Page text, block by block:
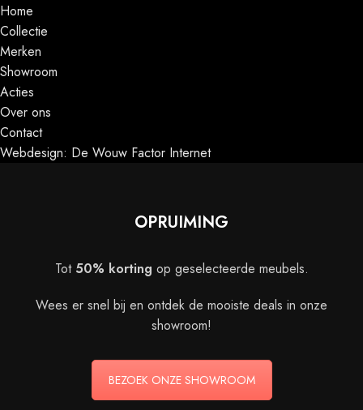
Home
Collectie
Merken
Showroom
Acties
Over ons
Contact
Webdesign: De Wouw Factor Internet
OPRUIMING
Tot 50% korting op geselecteerde meubels.
Wees er snel bij en ontdek de mooiste deals in onze
showroom!
BEZOEK ONZE SHOWROOM